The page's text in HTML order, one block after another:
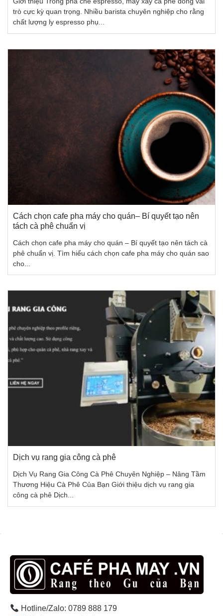
trò cực kỳ quan trọng. Nhiều barista chuyên nghiệp cho rằng
chất lượng ly espresso phụ...
Cách chọn cafe pha máy cho quán– Bí quyết tạo nên
tách cà phê chuẩn vị
Cách chọn cafe pha máy cho quán – Bí quyết tạo nên tách cà
phê chuẩn vị. Tìm hiểu cách chọn cafe pha máy cho quán sao
cho...
Dịch vụ rang gia công cà phê
Dịch Vụ Rang Gia Công Cà Phê Chuyên Nghiệp – Nâng Tầm
Thương Hiệu Cà Phê Của Bạn Giới thiệu dịch vụ rang gia
công cà phê Dịch...
Hotline/Zalo: 0789 888 179